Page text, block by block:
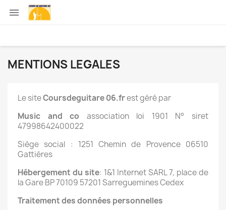

MENTIONS LEGALES
Le siteCoursdeguitare 06.frest géré par
Music and co association loi 1901 N° siret
47998642400022
Siège social : 1251 Chemin de Provence 06510
Gattiéres
Hébergement du site: 1&1 Internet SARL 7, place de
la Gare BP 70109 57201 Sarreguemines Cedex
Traitement des données personnelles